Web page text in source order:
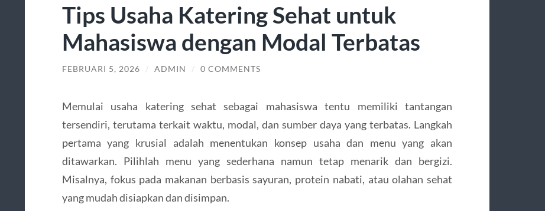
Tips Usaha Katering Sehat untuk
Mahasiswa dengan Modal Terbatas
FEBRUARI 5, 2026 / ADMIN / 0 COMMENTS
Memulai usaha katering sehat sebagai mahasiswa tentu memiliki tantangan
tersendiri, terutama terkait waktu, modal, dan sumber daya yang terbatas. Langkah
pertama yang krusial adalah menentukan konsep usaha dan menu yang akan
ditawarkan. Pilihlah menu yang sederhana namun tetap menarik dan bergizi.
Misalnya, fokus pada makanan berbasis sayuran, protein nabati, atau olahan sehat
yang mudah disiapkan dan disimpan.